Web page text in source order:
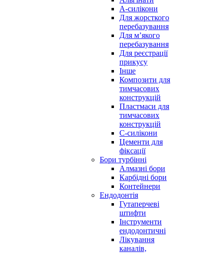
А-силікони
Для жорсткого
перебазування
Для м’якого
перебазування
Для реєстрації
прикусу
Інше
Композити для
тимчасових
конструкцій
Пластмаси для
тимчасових
конструкцій
С-силікони
Цементи для
фіксації
Бори турбінні
Алмазні бори
Карбідні бори
Контейнери
Ендодонтія
Гутаперчеві
штифти
Інструменти
ендодонтичні
Лікування
каналів,